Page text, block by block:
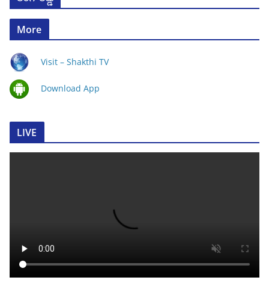
More
Visit – Shakthi TV
Download App
LIVE